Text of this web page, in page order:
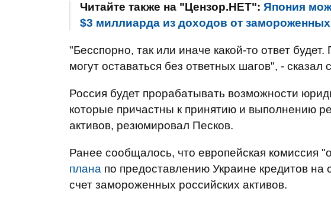
Читайте также на "Цензор.НЕТ": Япония
$3 миллиарда из доходов от
"Бесспорно, так или иначе какой-то ответ
могут оставаться без ответных шагов", - сказал
Россия будет прорабатывать возможности
которые причастны к принятию и выполнению
активов, резюмировал Песков.
Ранее сообщалось, что европейская комиссия
плана по предоставлению Украине кредитов
счет замороженных российских активов.